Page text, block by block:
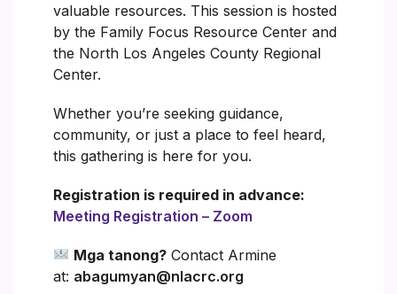
valuable resources. This session is hosted
by the Family Focus Resource Center and
the North Los Angeles County Regional
Center.
Whether you’re seeking guidance,
community, or just a place to feel heard,
this gathering is here for you.
Registration is required in advance:
Meeting Registration – Zoom
Mga tanong? Contact Armine
at: abagumyan@nlacrc.org